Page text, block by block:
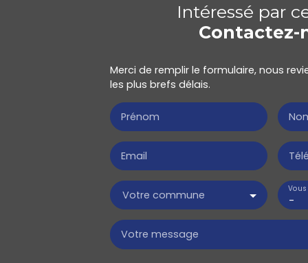
Intéressé par
Contactez-
Merci de remplir le formulaire, nous
les plus brefs délais.
Prénom
Email
Votre commune -
Vous
Votre message